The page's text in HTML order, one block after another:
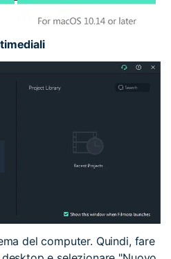
del computer. Quindi, fare